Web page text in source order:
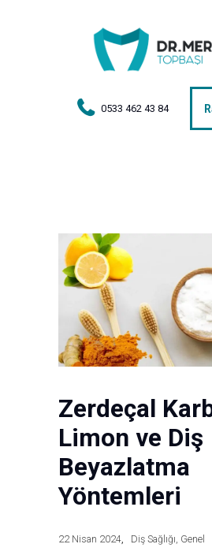
0533 462 43 84
Anasayfa
Tedaviler
Hakkımda
İletişim
Zerdeçal
Limon ve Diş
Beyazlatma
Yöntemleri
22 Nisan 2024 Diş Sağlığı, Genel